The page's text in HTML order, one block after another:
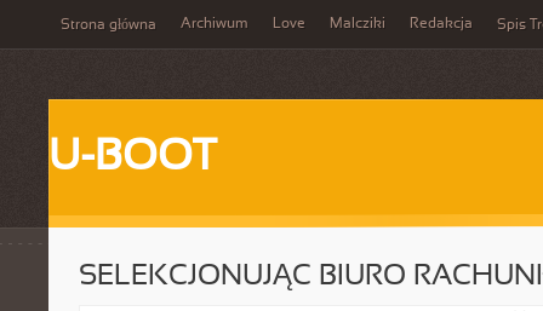
Strona główna Archiwum Love Malcziki Redakcja Spis
U-BOOT
SELEKCJONUJĄC BIURO